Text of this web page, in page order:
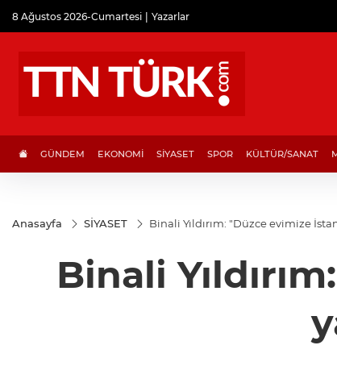
8 Ağustos 2026-Cumartesi Yazarlar
GÜNDEM EKONOMİ SİYASET SPOR KÜLTÜR/SANAT
Anasayfa SİYASET Binali Yıldırım: "Düzce evimize
Binali